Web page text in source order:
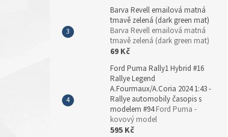
Barva Revell emailová matná
tmavě zelená (dark green mat)
Barva Revell emailová matná
tmavě zelená (dark green mat)
69 Kč
Ford Puma Rally1 Hybrid #16
Rallye Legend
A.Fourmaux/A.Coria 2024 1:43 -
Rallye automobily časopis s
modelem #94Ford Puma -
kovový model
595 Kč